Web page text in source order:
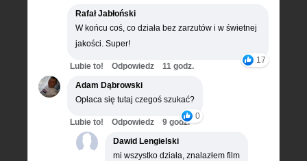
Rafał Jabłoński
W końcu coś, co działa bez zarzutów i w świetnej
jakości. Super!
17
Lubie to! Odpowiedz
11 godz.
Adam Dąbrowski
Opłaca się tutaj czegoś szukać?
0
Lubie to! Odpowiedz
9 godz.
Dawid Lengielski
mi wszystko działa, znalazłem film